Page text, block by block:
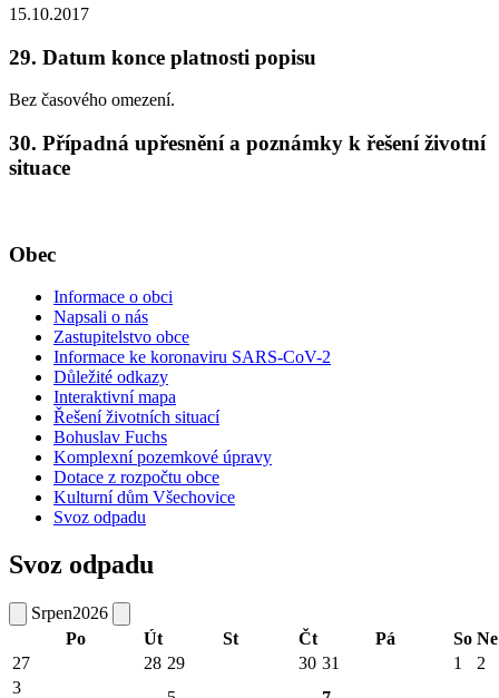
15.10.2017
29. Datum konce platnosti popisu
Bez časového omezení.
30. Případná upřesnění a poznámky k řešení životní
situace
Obec
Informace o obci
Napsali o nás
Zastupitelstvo obce
Informace ke koronaviru SARS-CoV-2
Důležité odkazy
Interaktivní mapa
Řešení životních situací
Bohuslav Fuchs
Komplexní pozemkové úpravy
Dotace z rozpočtu obce
Kulturní dům Všechovice
Svoz odpadu
Svoz odpadu
Srpen2026
Po
Út St Čt Pá So Ne
27
28 29 30 31 1
2
3